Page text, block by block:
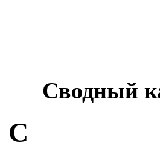
Сводный
С